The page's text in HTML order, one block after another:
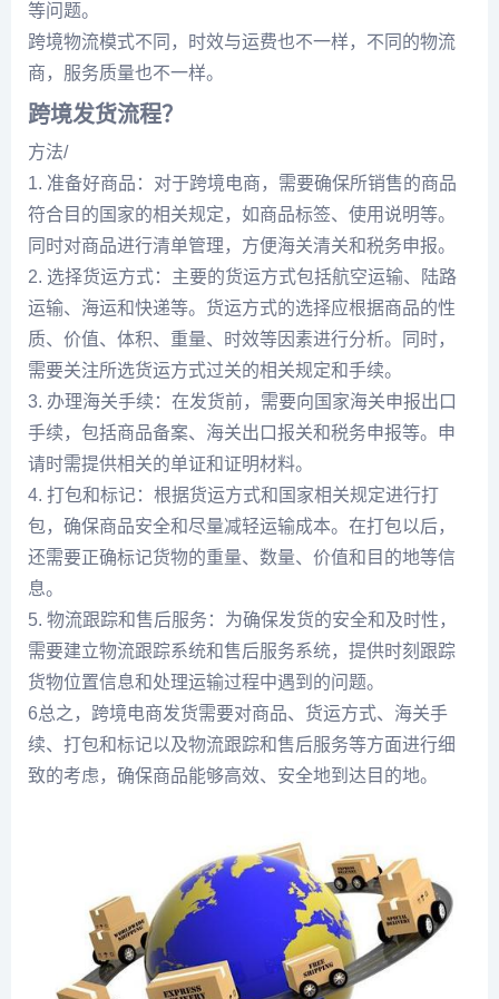
等问题。
跨境物流模式不同，时效与运费也不一样，不同的物流
商，服务质量也不一样。
跨境发货流程？
方法/
1. 准备好商品：对于跨境电商，需要确保所销售的商品
符合目的国家的相关规定，如商品标签、使用说明等。
同时对商品进行清单管理，方便海关清关和税务申报。
2. 选择货运方式：主要的货运方式包括航空运输、陆路
运输、海运和快递等。货运方式的选择应根据商品的性
质、价值、体积、重量、时效等因素进行分析。同时，
需要关注所选货运方式过关的相关规定和手续。
3. 办理海关手续：在发货前，需要向国家海关申报出口
手续，包括商品备案、海关出口报关和税务申报等。申
请时需提供相关的单证和证明材料。
4. 打包和标记：根据货运方式和国家相关规定进行打
包，确保商品安全和尽量减轻运输成本。在打包以后，
还需要正确标记货物的重量、数量、价值和目的地等信
息。
5. 物流跟踪和售后服务：为确保发货的安全和及时性，
需要建立物流跟踪系统和售后服务系统，提供时刻跟踪
货物位置信息和处理运输过程中遇到的问题。
6总之，跨境电商发货需要对商品、货运方式、海关手
续、打包和标记以及物流跟踪和售后服务等方面进行细
致的考虑，确保商品能够高效、安全地到达目的地。